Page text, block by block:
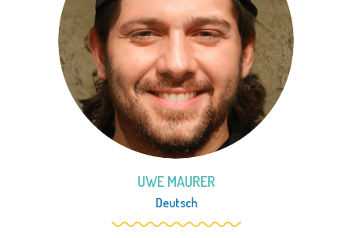
UWE MAURER
Deutsch